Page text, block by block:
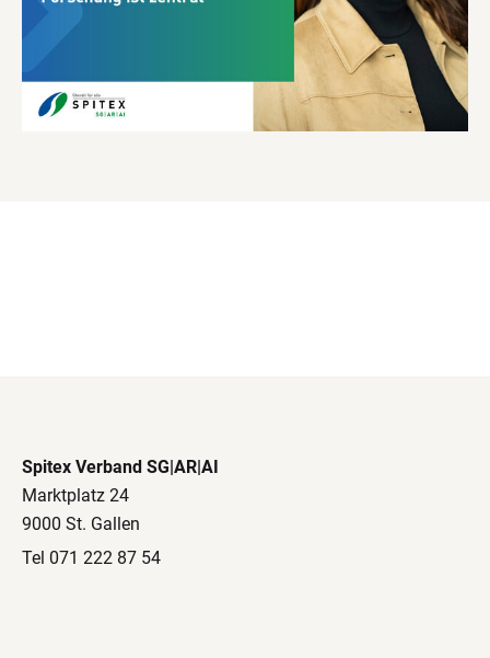
Spitex Verband SG|AR|AI
Marktplatz 24
9000 St. Gallen
Tel 071 222 87 54